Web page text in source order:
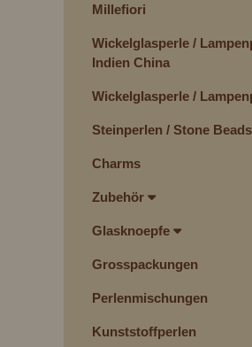
Millefiori
Wickelglasperle /
Indien China
Wickelglasperle /
Steinperlen / Stone Beads
Charms
Zubehör
Glasknoepfe
Grosspackungen
Perlenmischungen
Kunststoffperlen